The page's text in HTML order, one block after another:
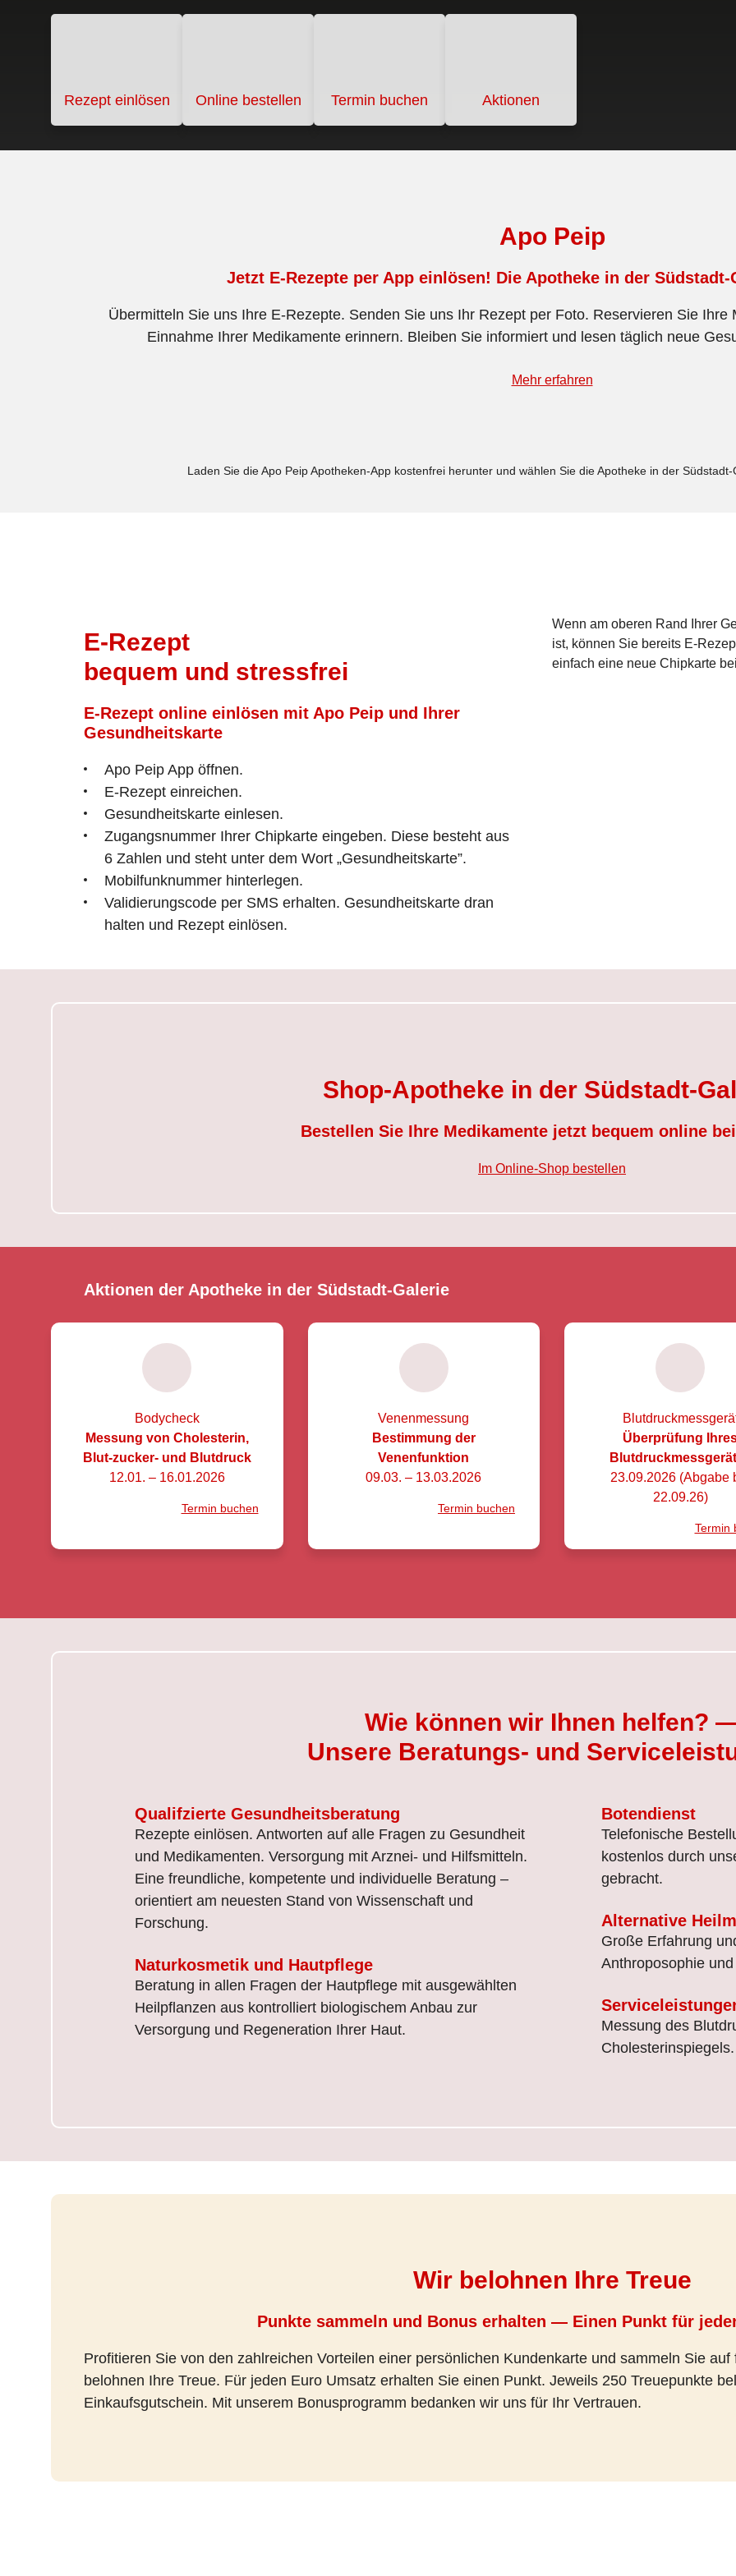
Rezept einlösen Online bestellen Termin buchen Aktionen
Apo Peip
Jetzt E-Rezepte per App einlösen! Die Apotheke in der
Übermitteln Sie uns Ihre E-Rezepte. Senden Sie uns Ihr Rezept per Foto. Reservieren Sie
Einnahme Ihrer Medikamente erinnern. Bleiben Sie informiert und lesen täglich neue
Mehr erfahren
Laden Sie die Apo Peip Apotheken-App kostenfrei herunter und wählen Sie die Apotheke in der
E-Rezept
bequem und stressfrei
E-Rezept online einlösen mit Apo Peip und Ihrer
Gesundheitskarte
Apo Peip App öffnen.
E-Rezept einreichen.
Gesundheitskarte einlesen.
Zugangsnummer Ihrer Chipkarte eingeben. Diese besteht aus
6 Zahlen und steht unter dem Wort „Gesundheitskarte”.
Mobilfunknummer hinterlegen.
Validierungscode per SMS erhalten. Gesundheitskarte dran
halten und Rezept einlösen.
Wenn am oberen Rand Ihrer
ist, können Sie bereits E-
einfach eine neue Chipkarte
Shop-Apotheke in der Südstadt-
Bestellen Sie Ihre Medikamente jetzt bequem online
Im Online-Shop bestellen
Aktionen der Apotheke in der Südstadt-Galerie
Bodycheck
Messung von Cholesterin,
Blut-zucker- und Blutdruck
12.01. – 16.01.2026
Termin buchen
Venenmessung
Bestimmung der
Venenfunktion
09.03. – 13.03.2026
Termin buchen
Überprüfung
23.09.2026 (Abgabe
22.09.26)
Termin
Wie können wir Ihnen helfen?
Unsere Beratungs- und
Qualifzierte Gesundheitsberatung
Rezepte einlösen. Antworten auf alle Fragen zu Gesundheit
und Medikamenten. Versorgung mit Arznei- und Hilfsmitteln.
Eine freundliche, kompetente und individuelle Beratung –
orientiert am neuesten Stand von Wissenschaft und
Forschung.
Naturkosmetik und Hautpflege
Beratung in allen Fragen der Hautpflege mit ausgewählten
Heilpflanzen aus kontrolliert biologischem Anbau zur
Versorgung und Regeneration Ihrer Haut.
Botendienst
Telefonische
kostenlos durch
gebracht.
Alternative
Große Erfahrung
Anthroposophie
Messung des
Cholesterinspiegels.
Wir belohnen Ihre Treue
Punkte sammeln und Bonus erhalten — Einen Punkt für
Profitieren Sie von den zahlreichen Vorteilen einer persönlichen Kundenkarte und sammeln Sie
belohnen Ihre Treue. Für jeden Euro Umsatz erhalten Sie einen Punkt. Jeweils 250 Treuepunkte
Einkaufsgutschein. Mit unserem Bonusprogramm bedanken wir uns für Ihr Vertrauen.